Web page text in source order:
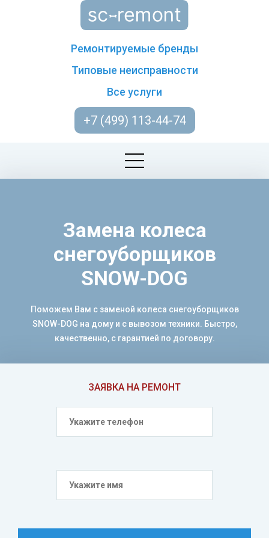
Ремонтируемые бренды
Типовые неисправности
Все услуги
+7 (499) 113-44-74
ЗАЯВКА НА РЕМОНТ
Замена колеса
снегоуборщиков
SNOW-DOG
Поможем Вам с заменой колеса снегоуборщиков
SNOW-DOG на дому и с вывозом техники. Быстро,
качественно, с гарантией по договору.